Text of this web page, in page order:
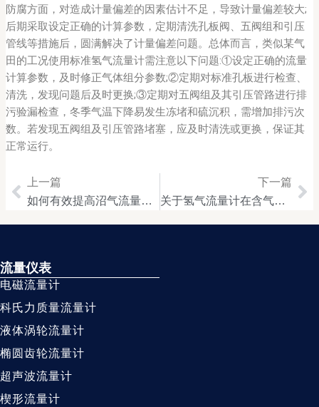
防腐方面，对造成计量偏差的因素估计不足，导致计量偏差较大;
后期采取设定正确的计算参数，定期清洗孔板阀、五阀组和引压
管线等措施后，圆满解决了计量偏差问题。总体而言，类似某气
田的工况使用标准氢气流量计需注意以下问题:①设定正确的流量
计算参数，及时修正气体组分参数;②定期对标准孔板进行检查、
清洗，发现问题后及时更换;③定期对五阀组及其引压管路进行排
污验漏检查，冬季气温下降易发生冻堵和硫沉积，需增加排污次
数。若发现五阀组及引压管路堵塞，应及时清洗或更换，保证其
正常运行。
Prev
上一篇
如何有效提高沼气流量计量表计量准确度几个途径
下一篇
关于氢气流量计在含气液体介质测量中的试验研究
流量仪表
电磁流量计
科氏力质量流量计
液体涡轮流量计
椭圆齿轮流量计
超声波流量计
楔形流量计